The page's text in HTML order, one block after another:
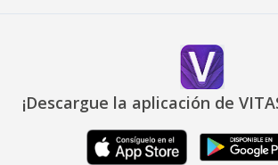
¡Descargue la aplicación de